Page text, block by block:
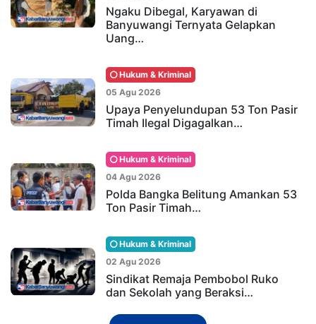
Ngaku Dibegal, Karyawan di
Banyuwangi Ternyata Gelapkan
Uang…
Hukum & Kriminal
05 Agu 2026
Upaya Penyelundupan 53 Ton Pasir
Timah Ilegal Digagalkan…
Hukum & Kriminal
04 Agu 2026
Polda Bangka Belitung Amankan 53
Ton Pasir Timah…
Hukum & Kriminal
02 Agu 2026
Sindikat Remaja Pembobol Ruko
dan Sekolah yang Beraksi…